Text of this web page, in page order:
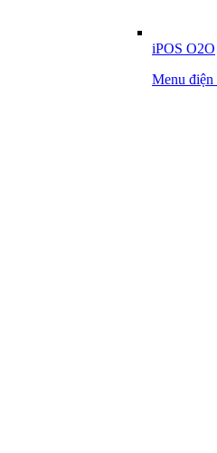
iPOS O2O
Menu điện